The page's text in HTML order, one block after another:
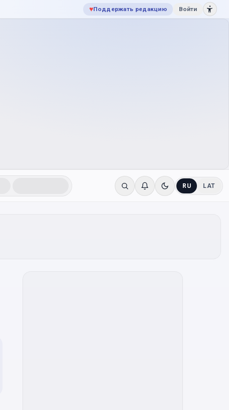
♥Поддержать редакцию Войти
RU LAT